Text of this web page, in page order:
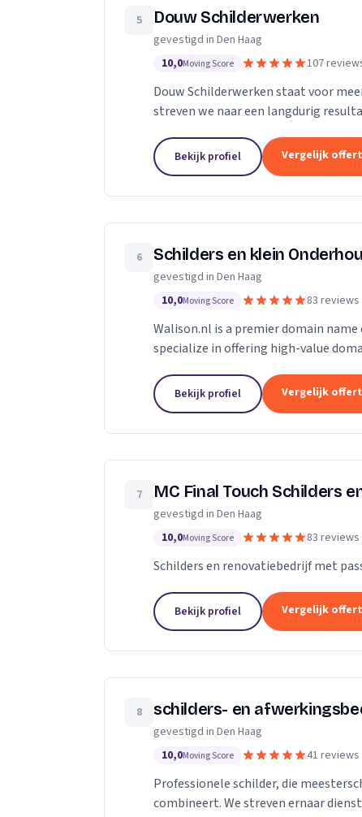
5 Douw Schilderwerken
gevestigd in Den Haag
10,0Moving Score 107
Douw Schilderwerken staat voor
streven we naar een langdurig
Bekijk profiel Vergelijk
6 Schilders en klein
gevestigd in Den Haag
10,0Moving Score 83 reviews
Walison.nl is a premier domain
specialize in offering high-value
Bekijk profiel Vergelijk
7 MC Final Touch Schilders
gevestigd in Den Haag
10,0Moving Score 83 reviews
Schilders en renovatiebedrijf met
Bekijk profiel Vergelijk
8 schilders- en
gevestigd in Den Haag
10,0Moving Score 41 reviews
Professionele schilder, die
combineert. We streven ernaar